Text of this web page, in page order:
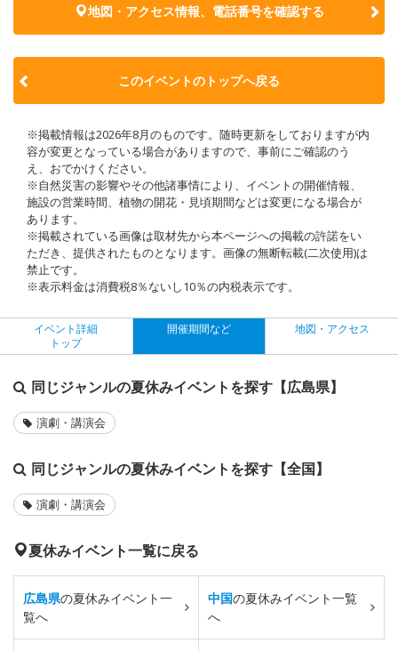
地図・アクセス情報、電話番号を確認する
このイベントのトップへ戻る
※掲載情報は2026年8月のものです。随時更新をしておりますが内
容が変更となっている場合がありますので、事前にご確認のう
え、おでかけください。
※自然災害の影響やその他諸事情により、イベントの開催情報、
施設の営業時間、植物の開花・見頃期間などは変更になる場合が
あります。
※掲載されている画像は取材先から本ページへの掲載の許諾をい
ただき、提供されたものとなります。画像の無断転載(二次使用)は
禁止です。
※表示料金は消費税8％ないし10％の内税表示です。
イベント詳細
トップ
開催期間など 地図・アクセス
同じジャンルの夏休みイベントを探す【広島県】
演劇・講演会
同じジャンルの夏休みイベントを探す【全国】
演劇・講演会
夏休みイベント一覧に戻る
広島県の夏休みイベント一
覧へ
中国の夏休みイベント一覧
へ